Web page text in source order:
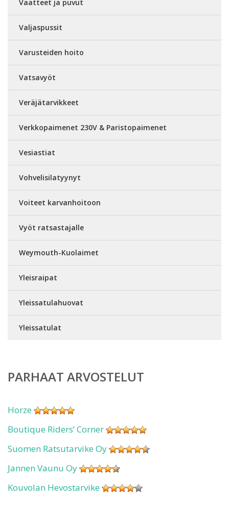
Vaatteet ja puvut
Valjaspussit
Varusteiden hoito
Vatsavyöt
Veräjätarvikkeet
Verkkopaimenet 230V & Paristopaimenet
Vesiastiat
Vohvelisilatyynyt
Voiteet karvanhoitoon
Vyöt ratsastajalle
Weymouth-Kuolaimet
Yleisraipat
Yleissatulahuovat
Yleissatulat
PARHAAT ARVOSTELUT
Horze
Boutique Riders’ Corner
Suomen Ratsutarvike Oy
Jannen Vaunu Oy
Kouvolan Hevostarvike